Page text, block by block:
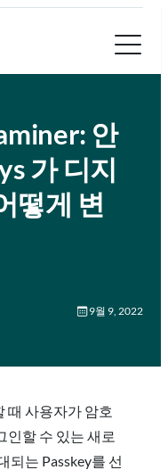
안
가 디지
떻게 변
9월 9, 2022
때 사용자가 암호
인할 수 있는 새로
되는 Passkey를 선